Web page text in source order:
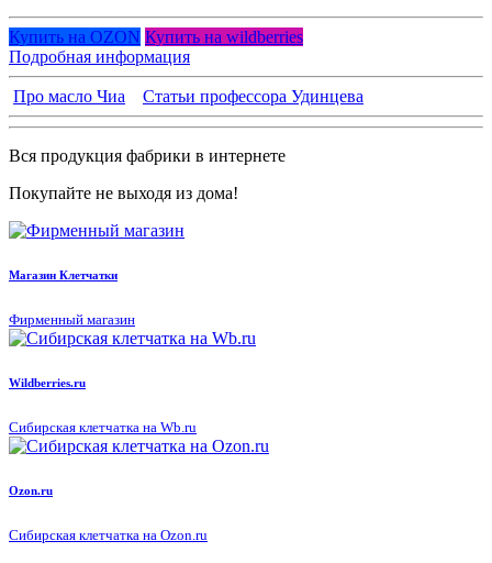
Купить на OZON Купить на wildberries
Подробная информация
Про масло Чиа Статьи профессора Удинцева
Вся продукция фабрики в интернете
Покупайте не выходя из дома!
Магазин Клетчатки
Фирменный магазин
Wildberries.ru
Сибирская клетчатка на Wb.ru
Ozon.ru
Сибирская клетчатка на Ozon.ru